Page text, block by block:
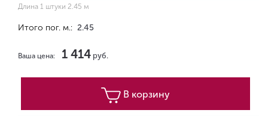
Длина 1 штуки 2.45 м
Итого пог. м.: 2.45
Ваша цена: 1 414 руб.
В корзину